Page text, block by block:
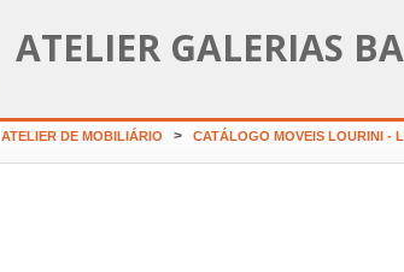
ATELIER GALERIAS
ATELIER DE MOBILIÁRIO > CATÁLOGO MOVEIS LOURINI -